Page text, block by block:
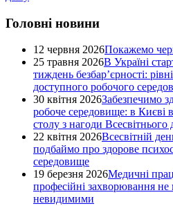
Головні новини
12 червня 2026Покажемо
25 травня 2026В Україні
тиждень безбар’єрності:
доступного робочого
30 квітня 2026Забезпечимо
робоче середовище: в Києві
столу з нагоди Всесвітнього
22 квітня 2026Всесвітній
подбаймо про здорове
середовище
19 березня 2026Медичні
професійні захворювання
невидимими